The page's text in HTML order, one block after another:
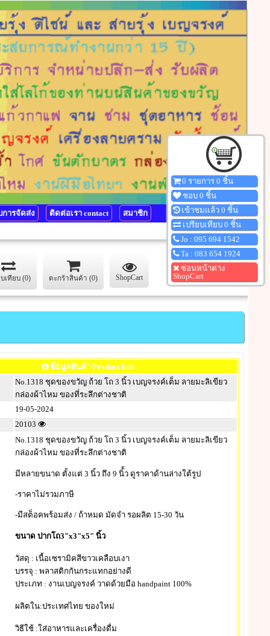
ารจัดส่ง ติดต่อเรา contact สมาชิก
บเทียบ (0) ตะกร้าสินค้า (0) ShopCart
ข้อมูลสินค้า Product Info
No.1318 ชุดของขวัญ ถ้วย โถ 3 นิ้ว เบญจรงค์เต็ม ลายมะลิเขียว
กล่องผ้าไหม ของที่ระลึกต่างชาติ
19-05-2024
20103
No.1318 ชุดของขวัญ ถ้วย โถ 3 นิ้ว เบญจรงค์เต็ม ลายมะลิเขียว
กล่องผ้าไหม ของที่ระลึกต่างชาติ
มีหลายขนาด ตั้งแต่ 3 นิ้ว ถึง 9 นิ้้ว ดูราคาด้านล่างใต้รูป
-ราคาไม่รวมภาษี
-มีสต็อคพร้อมส่ง / ถ้าหมด มัดจำ รอผลิต 15-30 วัน
ขนาด ปากโถ3"x3"x5" นิ้ว
วัสดุ : เนื้อเซรามิคสีขาวเคลือบเงา
บรรจุ : พลาสติกกันกระแทกอย่างดี
ประเภท : งานเบญจรงค์ วาดด้วยมือ handpaint 100%
ผลิตใน:ประเทศไทย ของใหม่
วิธีใช้ :ใส่อาหารและเครื่องดื่ม
0 รายการ 0 ชิ้น
ชอบ 0 ชิ้น
เข้าชมแล้ว 0 ชิ้น
เปรียบเทียบ 0 ชิ้น
Jo : 095 694 1542
Ta : 083 654 1924
ซ่อนหน้าต่าง
ShopCart